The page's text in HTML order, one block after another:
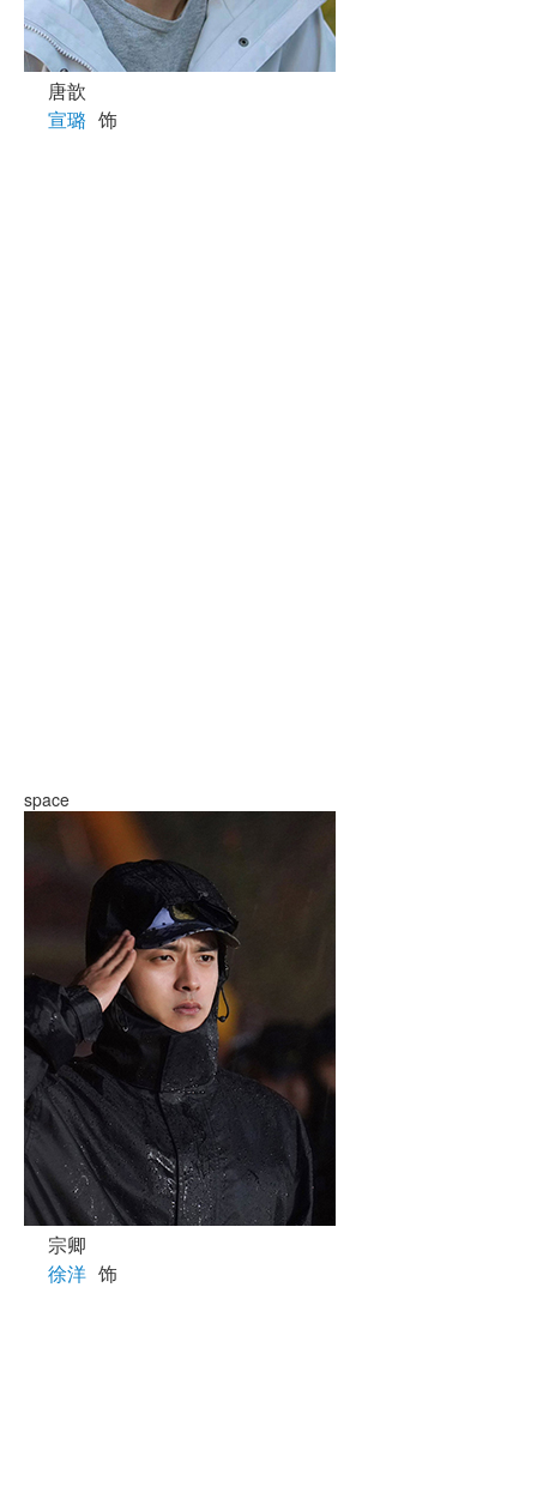
唐歆
宣璐 饰
space
宗卿
徐洋 饰